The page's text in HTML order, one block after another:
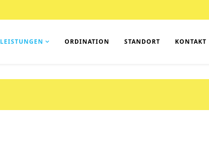
LEISTUNGEN ORDINATION STANDORT KONTAKT